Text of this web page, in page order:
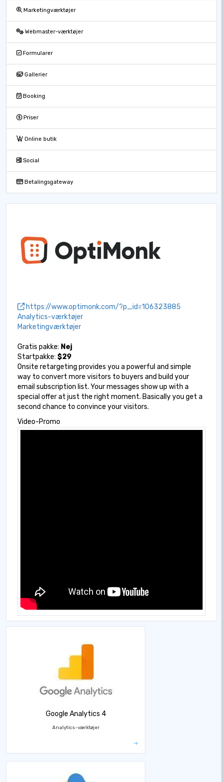
Marketingværktøjer
Webmaster-værktøjer
Formularer
Gallerier
Booking
Priser
Online butik
Social
Betalingsgateway
https://www.optimonk.com/?p_id=106323885
Analytics-værktøjer
Marketingværktøjer
Gratis pakke: Nej
Startpakke: $29
Onsite retargeting provides you a powerful and simple
way to convert more visitors to buyers and build your
email subscription list. Your messages show up with a
special offer at just the right moment. Basically you get a
second chance to convince your visitors.
Video-Promo
Google Analytics 4
Analytics-værktøjer